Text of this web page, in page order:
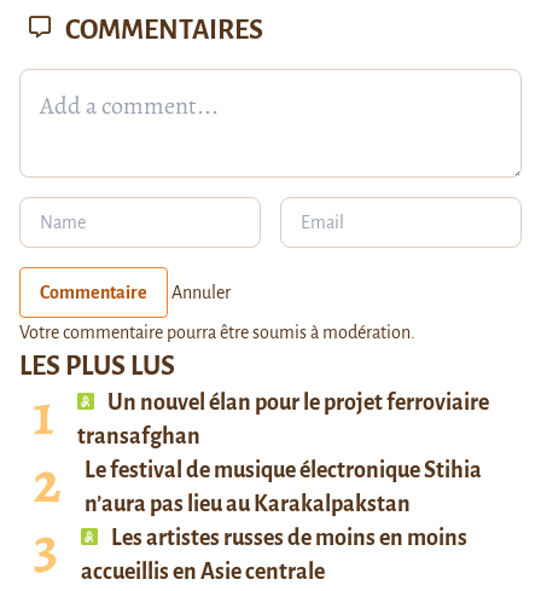
LES PLUS LUS
Un nouvel élan pour le projet ferroviaire
transafghan
Le festival de musique électronique Stihia
n’aura pas lieu au Karakalpakstan
Les artistes russes de moins en moins
accueillis en Asie centrale
COMMENTAIRES
Commentaire Annuler
Votre commentaire pourra être soumis à modération.